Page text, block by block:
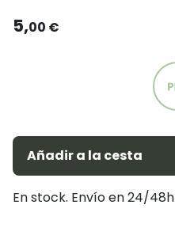
5,00 €
Añadir a la cesta
En stock. Envío en 24/48h